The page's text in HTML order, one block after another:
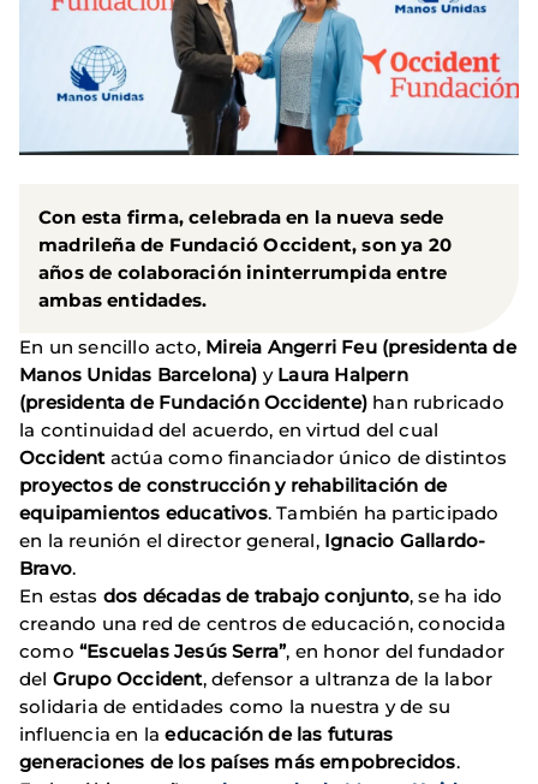
Con esta firma, celebrada en la nueva sede
madrileña de Fundació Occident, son ya 20
años de colaboración ininterrumpida entre
ambas entidades.
En un sencillo acto, Mireia Angerri Feu (presidenta de
Manos Unidas Barcelona) y Laura Halpern
(presidenta de Fundación Occidente) han rubricado
la continuidad del acuerdo, en virtud del cual
Occidentactúa como financiador único de distintos
proyectos de construcción y rehabilitación de
equipamientos educativos. También ha participado
en la reunión el director general, Ignacio Gallardo-
Bravo.
En estas dos décadas de trabajo conjunto, se ha ido
creando una red de centros de educación, conocida
como “Escuelas Jesús Serra”, en honor del fundador
del Grupo Occident, defensor a ultranza de la labor
solidaria de entidades como la nuestra y de su
influencia en laeducación de las futuras
generaciones de los países más empobrecidos.